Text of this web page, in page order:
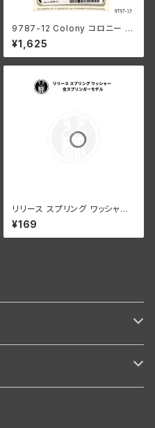
9787-12 Colony コロニー オ
イルポンプ マウント キット 亜鉛
メッキ ハーレーダビッドソン 19
78−91年 ビッグツイン
¥1,625
リリース スプリング ワッシャー
ハーレーダビッドソン 全スプリ
ンガーモデル
¥169